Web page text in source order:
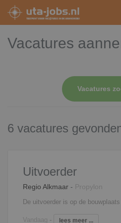
Vacatures
Vacatures
6 vacatures
Uitvoerder
Regio Alkmaar - Propylon
Vandaag - lees meer ...